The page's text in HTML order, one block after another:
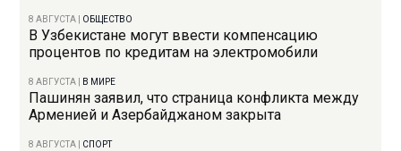
8 АВГУСТА ОБЩЕСТВО
В Узбекистане могут ввести компенсацию
процентов по кредитам на электромобили
8 АВГУСТА В МИРЕ
Пашинян заявил, что страница конфликта между
Арменией и Азербайджаном закрыта
8 АВГУСТА СПОРТ